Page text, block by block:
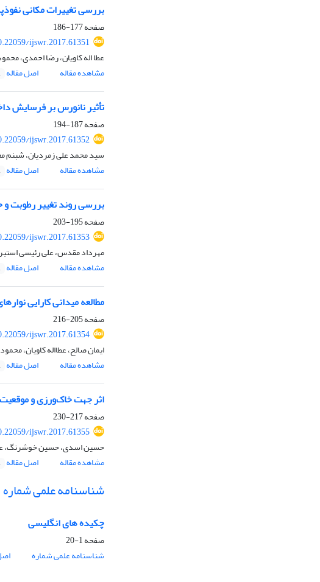
بررسی تغییرات مکانی
صفحه177-186
ijswr.2017.61351
عطا اله کاویان، رضا احمدی،
مشاهده مقاله
اصل مقاله
تأثیر نانورس بر فرسایش
صفحه187-194
ijswr.2017.61352
سید محمد علی زمردیان، شبنم
مشاهده مقاله
اصل مقاله
بررسی روند تغییر رطوبت
صفحه195-203
ijswr.2017.61353
مهرداد مقدس، علی رئیسی
مشاهده مقاله
اصل مقاله
مطالعه میدانی کارایی
صفحه205-216
ijswr.2017.61354
ایمان صالح، عطااله کاویان،
مشاهده مقاله
اصل مقاله
اثر جهت خاک‌ورزی و
صفحه217-230
ijswr.2017.61355
حسین اسدی، حسین خوشرنگ،
مشاهده مقاله
اصل مقاله
شناسنامه علمی شماره
چکیده های انگلیسی
صفحه1-20
شناسنامه علمی شماره